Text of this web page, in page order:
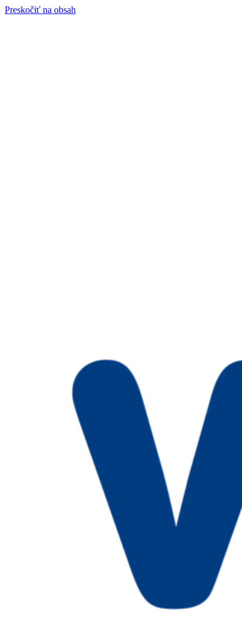
Preskočiť na obsah